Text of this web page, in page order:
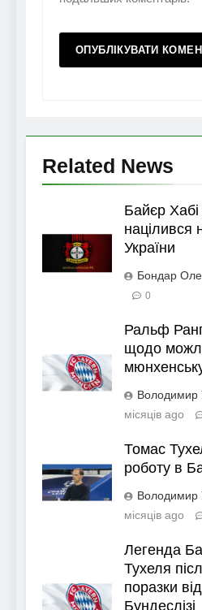
Related News
Байєр
націлився
України
Бондар
0
Ральф
щодо
Володимир
місяців ago
Томас
роботу в
Володимир
місяців ago
Легенда
Тухеля
поразки
Бундеслізі